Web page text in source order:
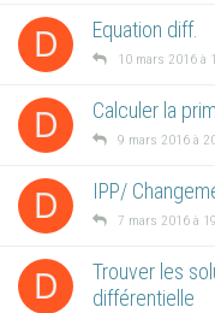
D Equation diff.
10 mars 2016 à
D Calculer la
9 mars 2016 à
D IPP/
7 mars 2016 à
D
Trouver les
différentielle